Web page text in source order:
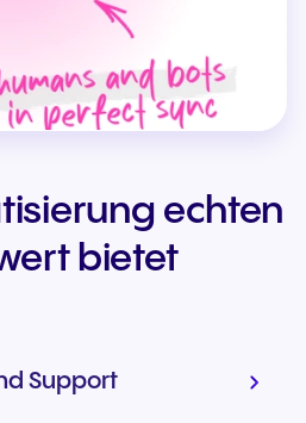
echten
bietet
Support